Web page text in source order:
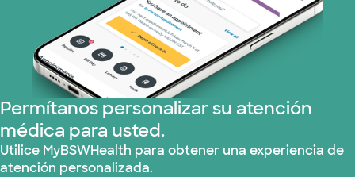
Permítanos personalizar su atención
médica para usted.
Utilice MyBSWHealth para obtener una experiencia de
atención personalizada.